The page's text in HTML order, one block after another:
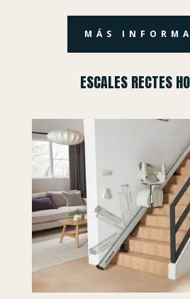
MÁS
ESCALES RECTES